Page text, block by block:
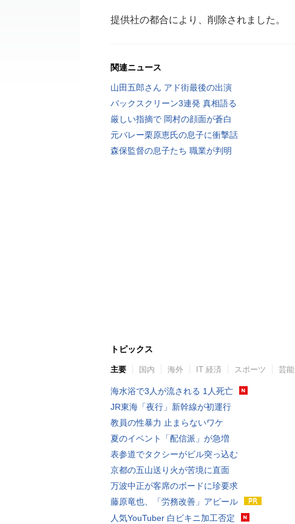
提供社の都合により、削除されました。
関連ニュース
山田五郎さん アド街最後の出演
バックスクリーン3連発 真相語る
厳しい指摘で 岡村の顔面が蒼白
元バレー栗原恵氏の息子に衝撃話
森保監督の息子たち 職業が判明
トピックス
主要 国内 海外 IT 経済 スポーツ 芸能
海水浴で3人が流される 1人死亡
JR東海「夜行」新幹線が初運行
教員の性暴力 止まらないワケ
夏のイベント「配信派」が急増
表参道でタクシーがビル突っ込む
京都の五山送り火が苦境に直面
万波中正が客席のボードに珍要求
藤原竜也、「労務改善」アピール
人気YouTuber 白ビキニ加工否定